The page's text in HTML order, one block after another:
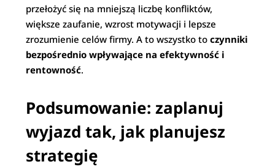
przełożyć się na mniejszą liczbę konfliktów,
większe zaufanie, wzrost motywacji i lepsze
zrozumienie celów firmy. A to wszystko toczynniki
bezpośrednio wpływające na efektywność i
rentowność.
Podsumowanie: zaplanuj
wyjazd tak, jak planujesz
strategię